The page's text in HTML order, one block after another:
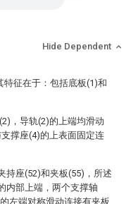
Hide Dependent
特征在于：包括底板(1)和
，导轨(2)的上端均滑动
撑座(4)的上表面固定连
持座(52)和夹板(55)，所述
内部上端，两个支撑轴
左端对称滑动连接有夹板